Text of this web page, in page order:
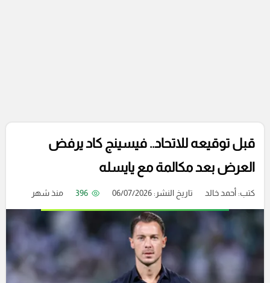
قبل توقيعه للاتحاد.. فيسينج كاد يرفض
العرض بعد مكالمة مع يايسله
كتب:أحمد خالد تاريخ النشر: 06/07/2026 396 منذ شهر